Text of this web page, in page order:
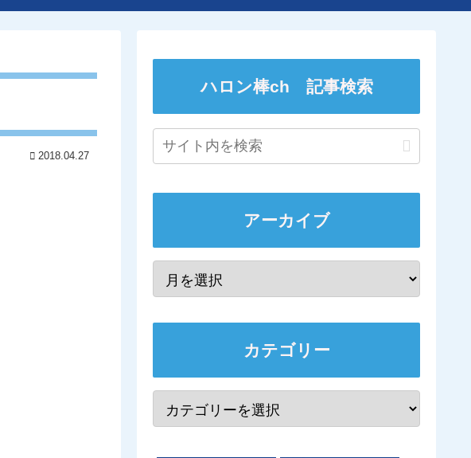
2018.04.27
ハロン棒ch 記事検索
アーカイブ
カテゴリー